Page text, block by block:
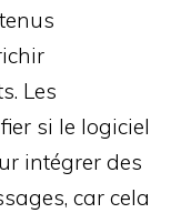
Les
si le logiciel
intégrer des
car cela